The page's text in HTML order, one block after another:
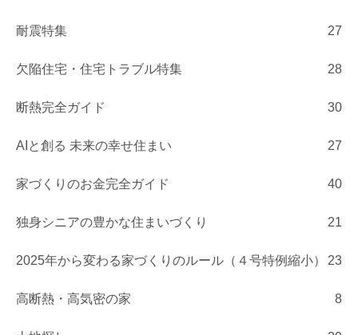
耐震特集 27
欠陥住宅・住宅トラブル特集 28
断熱完全ガイド 30
AIと創る 未来の幸せ住まい 27
家づくりのお金完全ガイド 40
独身シニアの豊かな住まいづくり 21
2025年から変わる家づくりのルール（４号特例縮小） 23
高断熱・高気密の家 8